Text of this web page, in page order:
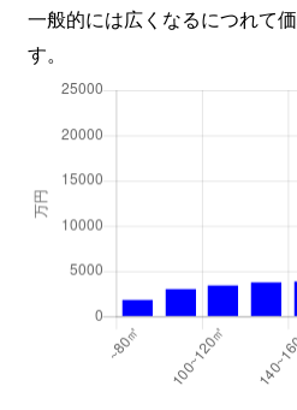
一般的には広くなるにつれて
す。